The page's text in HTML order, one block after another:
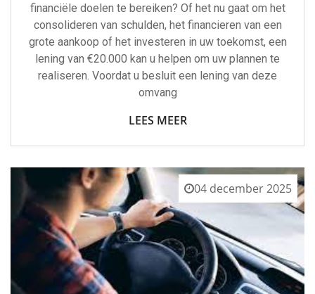
financiële doelen te bereiken? Of het nu gaat om het
consolideren van schulden, het financieren van een
grote aankoop of het investeren in uw toekomst, een
lening van €20.000 kan u helpen om uw plannen te
realiseren. Voordat u besluit een lening van deze
omvang
LEES MEER
04 december 2025